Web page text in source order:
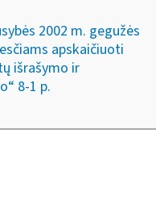
2002 m. gegužės
apskaičiuoti
išrašymo ir
8-1 p.